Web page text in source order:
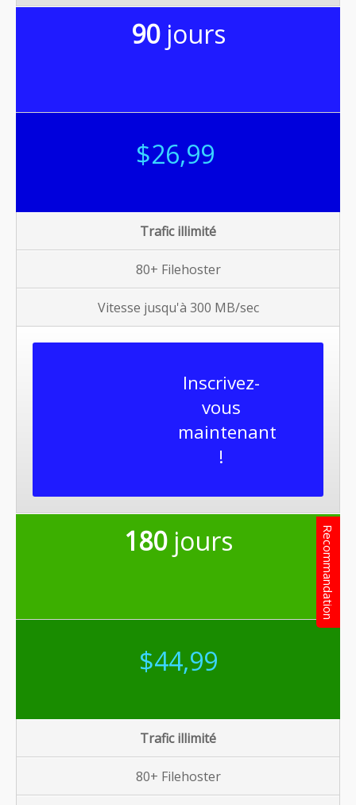
90 jours
$26,99
Trafic illimité
80+ Filehoster
Vitesse jusqu'à 300 MB/sec
Inscrivez-
vous
maintenant
!
180 jours
$44,99
Trafic illimité
80+ Filehoster
Recommandation